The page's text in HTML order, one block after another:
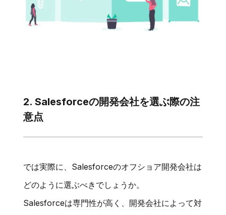
2. Salesforceの開発会社を選ぶ際の注
意点
では実際に、Salesforceのオフショア開発会社は
どのように選ぶべきでしょうか。
Salesforceは専門性が高く、開発会社によって対